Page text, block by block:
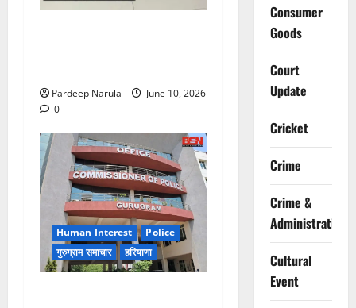
Pardeep Narula
June 10, 2026
0
Human Interest
Police
गुरुग्राम समाचार
हरियाणा
Consumer
Goods
Court
Update
Cricket
Crime
Crime &
Administration
Cultural
Event